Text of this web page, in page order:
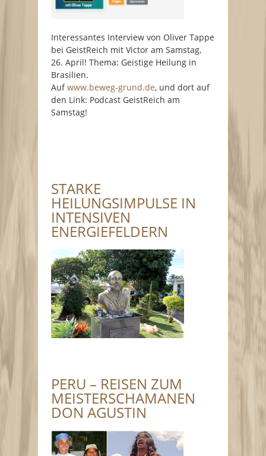
Interessantes Interview von Oliver Tappe
bei GeistReich mit Victor am Samstag,
26. April! Thema: Geistige Heilung in
Brasilien.
Aufwww.beweg-grund.de, und dort auf
den Link: Podcast GeistReich am
Samstag!
STARKE
HEILUNGSIMPULSE IN
INTENSIVEN
ENERGIEFELDERN
PERU – REISEN ZUM
MEISTERSCHAMANEN
DON AGUSTIN